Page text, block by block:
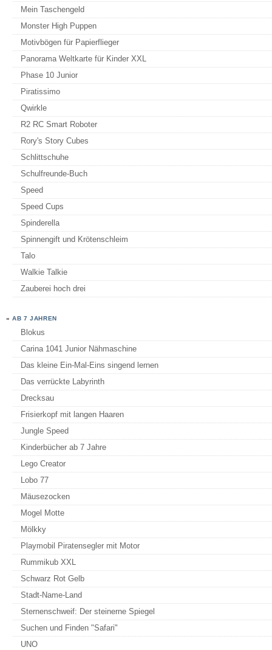
Mein Taschengeld
Monster High Puppen
Motivbögen für Papierflieger
Panorama Weltkarte für Kinder XXL
Phase 10 Junior
Piratissimo
Qwirkle
R2 RC Smart Roboter
Rory's Story Cubes
Schlittschuhe
Schulfreunde-Buch
Speed
Speed Cups
Spinderella
Spinnengift und Krötenschleim
Talo
Walkie Talkie
Zauberei hoch drei
»AB 7 JAHREN
Blokus
Carina 1041 Junior Nähmaschine
Das kleine Ein-Mal-Eins singend lernen
Das verrückte Labyrinth
Drecksau
Frisierkopf mit langen Haaren
Jungle Speed
Kinderbücher ab 7 Jahre
Lego Creator
Lobo 77
Mäusezocken
Mogel Motte
Mölkky
Playmobil Piratensegler mit Motor
Rummikub XXL
Schwarz Rot Gelb
Stadt-Name-Land
Sternenschweif: Der steinerne Spiegel
Suchen und Finden "Safari"
UNO